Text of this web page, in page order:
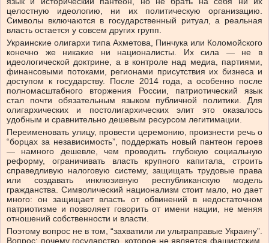
целостную идеологию, ни их политическую организацию.
Символы включаются в государственный ритуал, а реальная
власть остается у совсем других групп.
Украинские олигархи типа Ахметова, Пинчука или Коломойского
конечно же никакие ни националисты. Их сила — не в
идеологической доктрине, а в контроле над медиа, партиями,
финансовыми потоками, регионами присутствия их бизнеса и
доступом к государству. После 2014 года, а особенно после
полномасштабного вторжения России, патриотический язык
стал почти обязательным языком публичной политики. Для
олигархических и постолигархических элит это оказалось
удобным и сравнительно дешевым ресурсом легитимации.
Переименовать улицу, провести церемонию, произнести речь о
“борцах за независимость”, поддержать новый пантеон героев
— намного дешевле, чем проводить глубокую социальную
реформу, ограничивать власть крупного капитала, строить
справедливую налоговую систему, защищать трудовые права
или создавать инклюзивную республиканскую модель
гражданства. Символический национализм стоит мало, но дает
много: он защищает власть от обвинений в недостаточном
патриотизме и позволяет говорить от имени нации, не меняя
отношений собственности и власти.
Поэтому вопрос не в том, “захватили ли ультраправые Украину”.
Вопрос: почему государство, которое не является фашистским,